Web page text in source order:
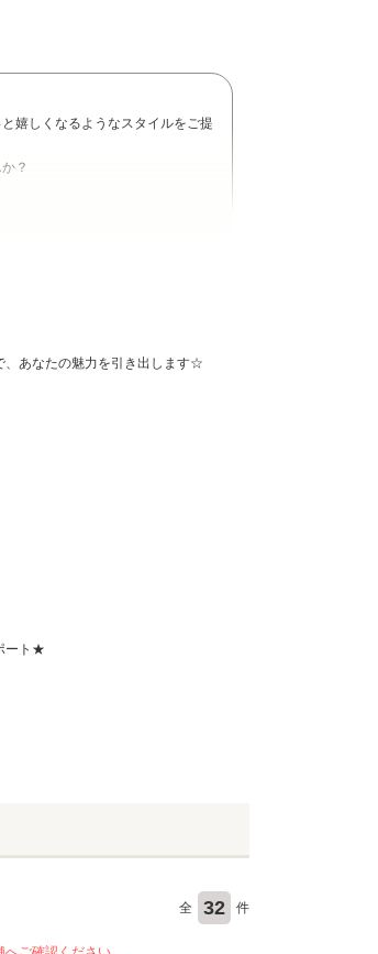
嬉しくなるようなスタイルをご提
？
、あなたの魅力を引き出します☆
ート★
全 32 件